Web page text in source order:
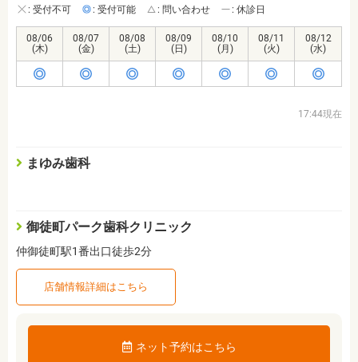
: 受付不可 : 受付可能 : 問い合わせ : 休診日
08/06
(木)
08/07
(金)
08/08
(土)
08/09
(日)
08/10
(月)
08/11
(火)
08/12
(水)
17:44現在
まゆみ歯科
御徒町パーク歯科クリニック
仲御徒町駅1番出口徒歩2分
店舗情報詳細はこちら
ネット予約はこちら